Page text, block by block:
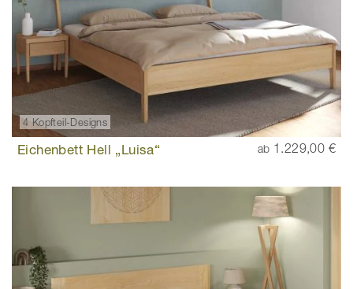
4 Kopfteil-Designs
Eichenbett Hell „Luisa“ ab 1.229,00 €